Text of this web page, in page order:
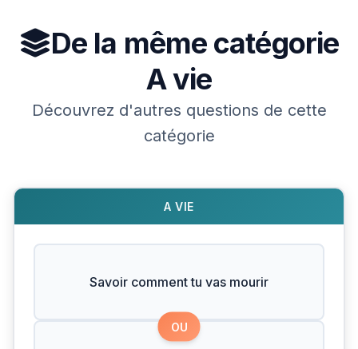
De la même catégorie
A vie
Découvrez d'autres questions de cette
catégorie
A VIE
Savoir comment tu vas mourir
OU